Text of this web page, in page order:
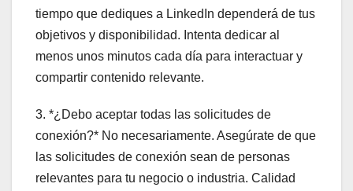
tiempo que dediques a LinkedIn dependerá de tus
objetivos y disponibilidad. Intenta dedicar al
menos unos minutos cada día para interactuar y
compartir contenido relevante.
3. *¿Debo aceptar todas las solicitudes de
conexión?* No necesariamente. Asegúrate de que
las solicitudes de conexión sean de personas
relevantes para tu negocio o industria. Calidad